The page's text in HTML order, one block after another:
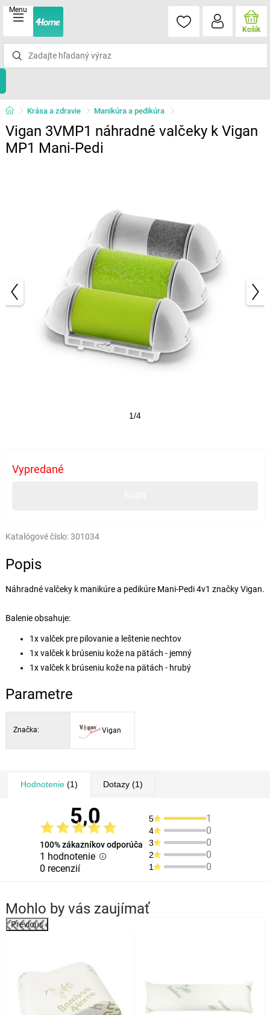
Menu
Košík
Krása a zdravie Manikúra a pedikúra
Vigan 3VMP1 náhradné valčeky k Vigan
MP1 Mani-Pedi
1/4
Vypredané
Katalógové číslo:301034
Popis
Náhradné valčeky k manikúre a pedikúre Mani-Pedi 4v1 značky Vigan.
Balenie obsahuje:
1x valček pre pilovanie a leštenie nechtov
1x valček k brúseniu kože na pätách - jemný
1x valček k brúseniu kože na pätách - hrubý
Parametre
Značka: Vigan
Hodnotenie(1) Dotazy(1)
5,0
100% zákazníkov odporúča
1 hodnotenie
0 recenzií
5 1
4 0
3 0
2 0
1 0
Mohlo by vás zaujímať
Previous